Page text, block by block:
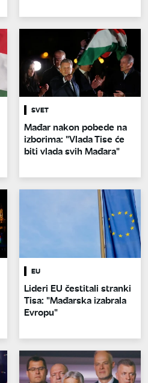
SVET
Mađar nakon pobede na
izborima: "Vlada Tise će
biti vlada svih Mađara"
EU
Lideri EU čestitali stranki
Tisa: "Mađarska izabrala
Evropu"